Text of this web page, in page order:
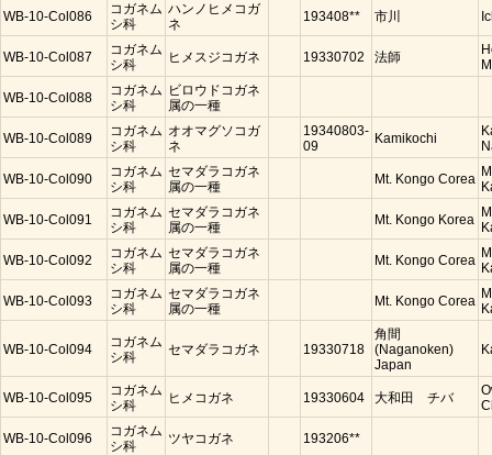
WB-10-Col086
コガネム
シ科
ハンノヒメコガ
ネ
193408** 市川
WB-10-Col087
コガネム
シ科
ヒメスジコガネ 19330702 法師
WB-10-Col088
コガネム
シ科
ビロウドコガネ
属の一種
WB-10-Col089
コガネム
シ科
オオマグソコガ
ネ
19340803-
09
Kamikochi
WB-10-Col090
コガネム
シ科
セマダラコガネ
属の一種
Mt. Kongo Corea
WB-10-Col091
コガネム
シ科
セマダラコガネ
属の一種
Mt. Kongo Korea
WB-10-Col092
コガネム
シ科
セマダラコガネ
属の一種
Mt. Kongo Corea
WB-10-Col093
コガネム
シ科
セマダラコガネ
属の一種
Mt. Kongo Corea
WB-10-Col094
コガネム
シ科
セマダラコガネ 19330718
角間
(Naganoken)
Japan
WB-10-Col095
コガネム
シ科
ヒメコガネ 19330604 大和田 チバ
WB-10-Col096
コガネム
シ科
ツヤコガネ 193206**